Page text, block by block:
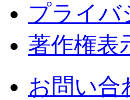
プライバ
著作権表
お問い合